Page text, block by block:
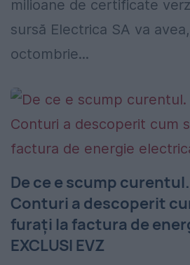
milioane de certificate
sursă Electrica SA va
octombrie...
De ce e scump
Conturi a descoperit
furați la factura de
EXCLUSI EVZ